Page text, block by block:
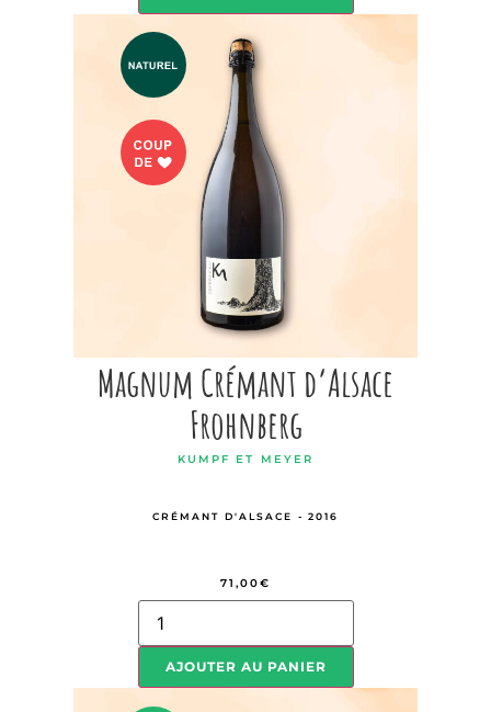
Magnum Crémant d’Alsace
Frohnberg
KUMPF ET MEYER
CRÉMANT D'ALSACE - 2016
71,00€
AJOUTER AU PANIER